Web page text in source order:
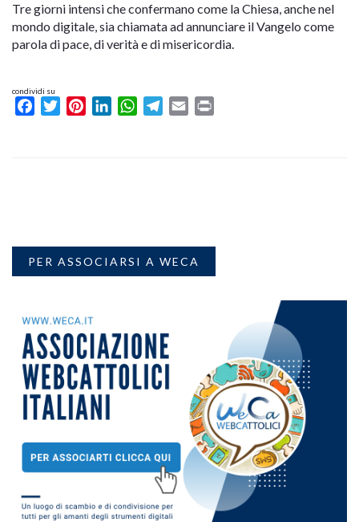
Tre giorni intensi che confermano come la Chiesa, anche nel
mondo digitale, sia chiamata ad annunciare il Vangelo come
parola di pace, di verità e di misericordia.
condividi su
FacebookTwitterPinterestLinkedInWhatsAppTelegram
Email
PER ASSOCIARSI A WECA